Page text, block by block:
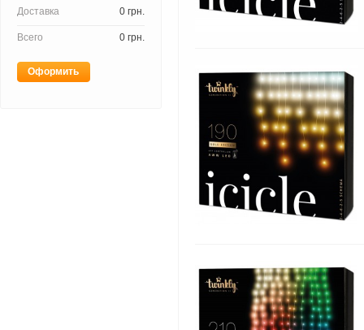
Доставка 0 грн.
Всего 0 грн.
Оформить